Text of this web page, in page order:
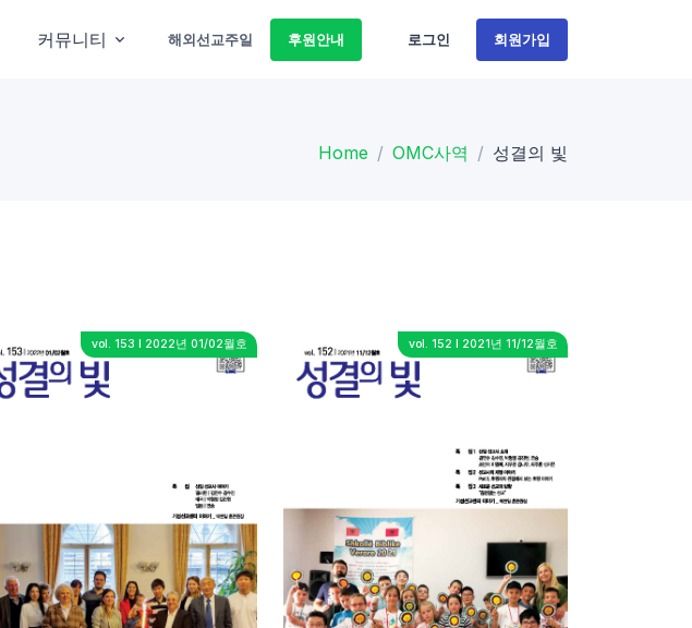
커뮤니티 해외선교주일 후원안내 로그인 회원가입
Home OMC사역 성결의 빛
vol. 153 I 2022년 01/02월호 vol. 152 I 2021년 11/12월호